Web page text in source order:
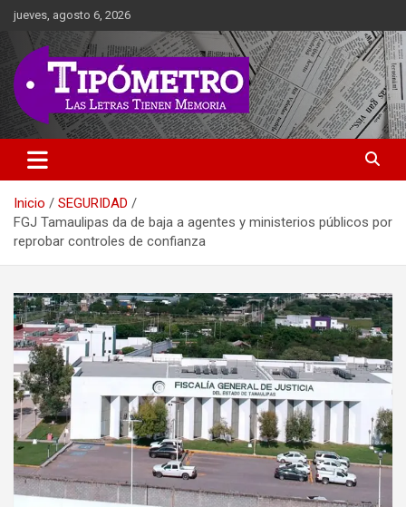
Saltar
contenido
jueves, agosto 6, 2026
Tipometro
Las Letras Tienen Memoria
Inicio
SEGURIDAD
FGJ Tamaulipas da de baja a agentes y ministerios públicos por
reprobar controles de confianza